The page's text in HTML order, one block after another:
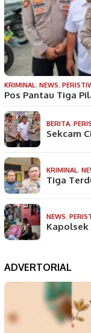
KRIMINAL, NEWS,
Pos Pantau Tiga
BERITA,
Sekcam
KRIMINAL,
Tiga
NEWS,
Kapolsek
ADVERTORIAL